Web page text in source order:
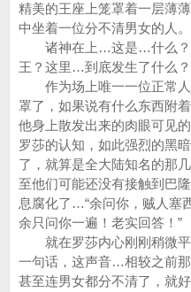
精美的王座上笼罩着一层薄
中坐着一位分不清男女的人。
诸神在上…这是…什么？
王？这里…到底发生了什么？
作为场上唯一一位正常人
罩了，如果说有什么东西附
他身上散发出来的肉眼可见
罗莎的认知，如此强烈的黑
了，就算是全大陆知名的那
至他们可能还没有接触到巴
息腐化了…“余问你，贼人塞
余只问你一遍！老实回答！”
就在罗莎内心刚刚稍微平
一句话，这声音…相较之前
甚至连男女都分不清了，就